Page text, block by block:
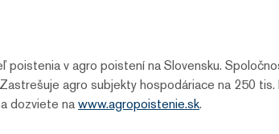
v agro poistení na Slovensku.
agro subjekty hospodáriace na 250
dozviete nawww.agropoistenie.sk.